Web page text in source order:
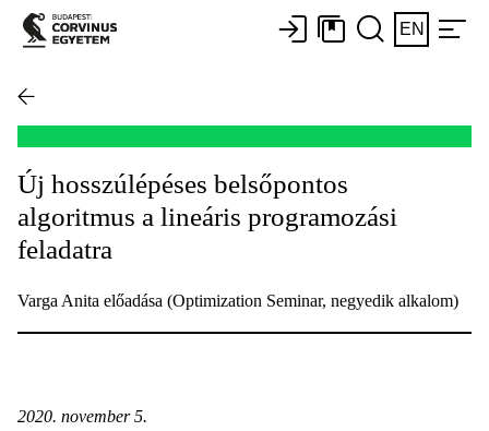
EN
Új hosszúlépéses belsőpontos
algoritmus a lineáris programozási
feladatra
Varga Anita előadása (Optimization Seminar, negyedik alkalom)
2020. november 5.